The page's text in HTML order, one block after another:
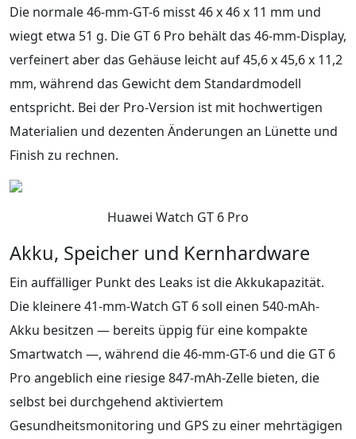
Die normale 46-mm-GT-6 misst 46 x 46 x 11 mm und
wiegt etwa 51 g. Die GT 6 Pro behält das 46-mm-Display,
verfeinert aber das Gehäuse leicht auf 45,6 x 45,6 x 11,2
mm, während das Gewicht dem Standardmodell
entspricht. Bei der Pro-Version ist mit hochwertigen
Materialien und dezenten Änderungen an Lünette und
Finish zu rechnen.
Huawei Watch GT 6 Pro
Akku, Speicher und Kernhardware
Ein auffälliger Punkt des Leaks ist die Akkukapazität.
Die kleinere 41-mm-Watch GT 6 soll einen 540-mAh-
Akku besitzen — bereits üppig für eine kompakte
Smartwatch —, während die 46-mm-GT-6 und die GT 6
Pro angeblich eine riesige 847-mAh-Zelle bieten, die
selbst bei durchgehend aktiviertem
Gesundheitsmonitoring und GPS zu einer mehrtägigen